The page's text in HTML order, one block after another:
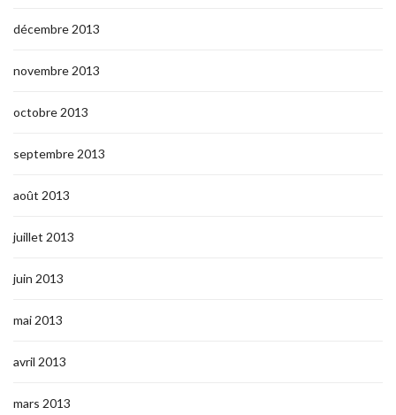
décembre 2013
novembre 2013
octobre 2013
septembre 2013
août 2013
juillet 2013
juin 2013
mai 2013
avril 2013
mars 2013